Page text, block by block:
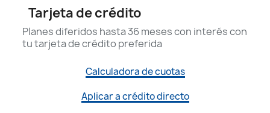
Tarjeta de crédito
Planes diferidos hasta 36 meses con interés con
tu tarjeta de crédito preferida
Calculadora de cuotas
Aplicar a crédito directo